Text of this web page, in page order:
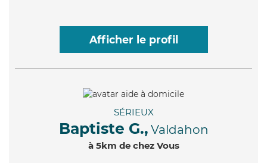
Afficher le profil
SÉRIEUX
Baptiste G., Valdahon
à 5km de chez Vous